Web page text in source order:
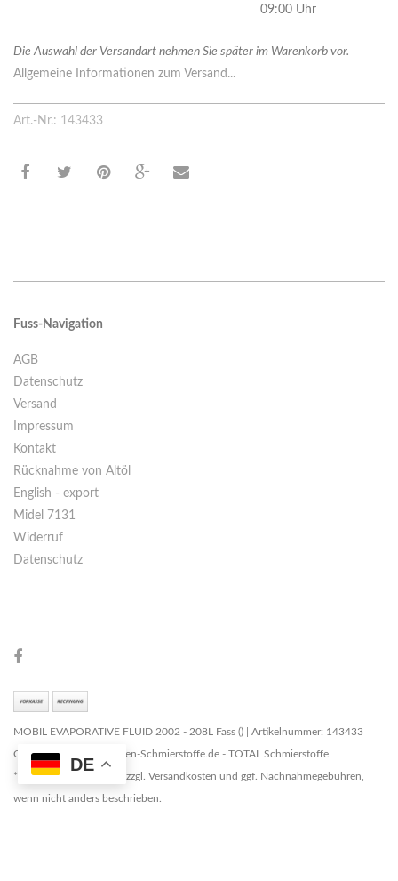
DE
09:00 Uhr
Die Auswahl der Versandart nehmen Sie später im Warenkorb vor.
Allgemeine Informationen zum Versand...
Art.-Nr.: 143433
Fuss-Navigation
AGB
Datenschutz
Versand
Impressum
Kontakt
Rücknahme von Altöl
English - export
Midel 7131
Widerruf
Datenschutz
MOBIL EVAPORATIVE FLUID 2002 - 208L Fass () | Artikelnummer: 143433
Copyright © 2026 Marken-Schmierstoffe.de - TOTAL Schmierstoffe
* Alle Preise zzgl. MwSt. zzgl. Versandkosten und ggf. Nachnahmegebühren,
wenn nicht anders beschrieben.